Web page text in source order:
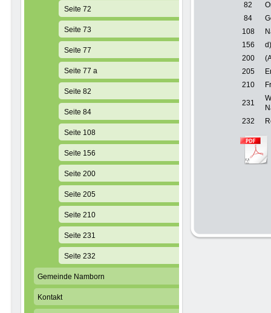
82
84
108
156
200
205
210
231
232
Seite 72
Seite 73
Seite 77
Seite 77 a
Seite 82
Seite 84
Seite 108
Seite 156
Seite 200
Seite 205
Seite 210
Seite 231
Seite 232
Gemeinde Namborn
Kontakt